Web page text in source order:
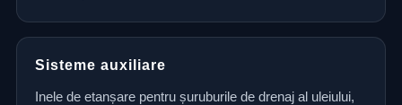
Sisteme auxiliare
Inele de etanșare pentru șuruburile de drenaj al uleiului,